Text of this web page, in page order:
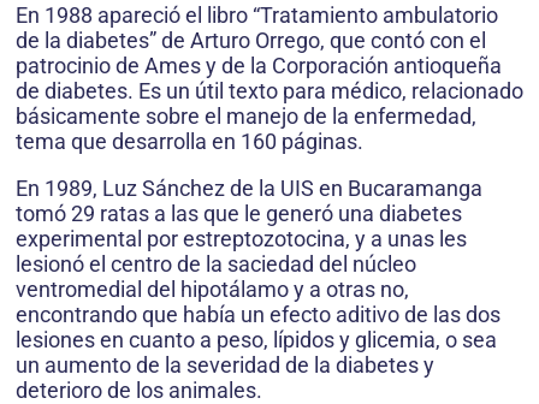
En 1988 apareció el libro “Tratamiento ambulatorio
de la diabetes” de Arturo Orrego, que contó con el
patrocinio de Ames y de la Corporación antioqueña
de diabetes. Es un útil texto para médico, relacionado
básicamente sobre el manejo de la enfermedad,
tema que desarrolla en 160 páginas.
En 1989, Luz Sánchez de la UIS en Bucaramanga
tomó 29 ratas a las que le generó una diabetes
experimental por estreptozotocina, y a unas les
lesionó el centro de la saciedad del núcleo
ventromedial del hipotálamo y a otras no,
encontrando que había un efecto aditivo de las dos
lesiones en cuanto a peso, lípidos y glicemia, o sea
un aumento de la severidad de la diabetes y
deterioro de los animales.